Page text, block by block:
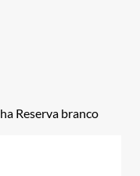
Reserva branco